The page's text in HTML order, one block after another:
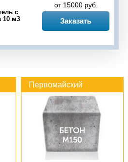
с
10 м3
от 15000 руб.
Заказать
Первомайский